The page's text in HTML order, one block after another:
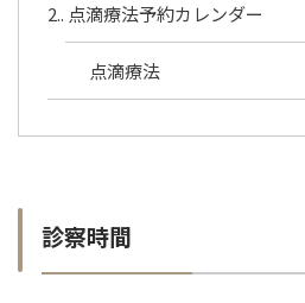
2. 点滴療法予約カレンダー
点滴療法
診察時間